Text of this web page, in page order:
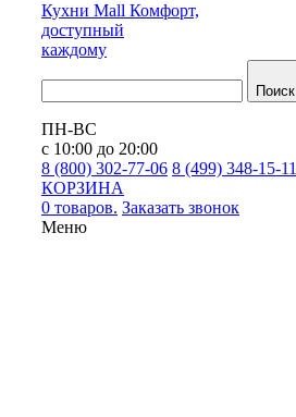
Кухни Mall Комфорт,
доступный
каждому
Поиск
ПН-ВС
с 10:00 до 20:00
8 (800) 302-77-06 8 (499) 348-15-11
КОРЗИНА
0 товаров. Заказать звонок
Меню